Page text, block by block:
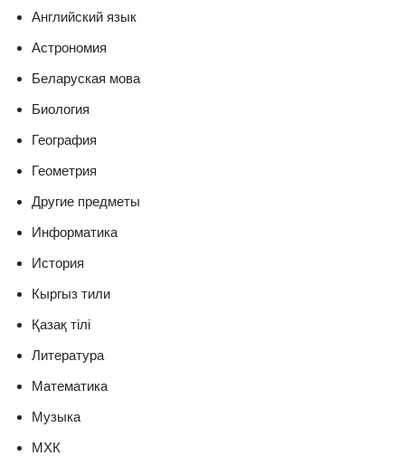
Английский язык
Астрономия
Беларуская мова
Биология
География
Геометрия
Другие предметы
Информатика
История
Кыргыз тили
Қазақ тiлi
Литература
Математика
Музыка
МХК